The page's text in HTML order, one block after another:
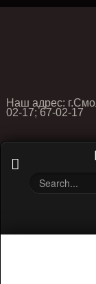
Наш адрес:
02-17; 67-02-17